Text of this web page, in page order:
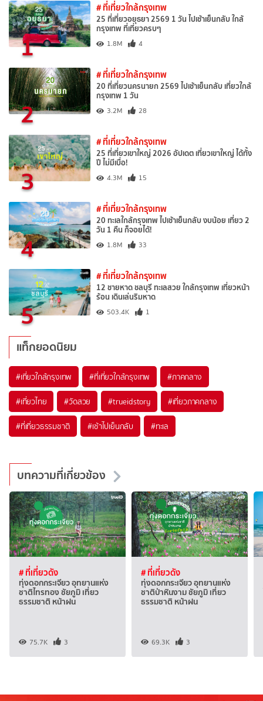
1
# ที่เที่ยวใกล้กรุงเทพ
25 ที่เที่ยวอยุธยา 2569 1 วัน ไปเช้าเย็นกลับ ใกล้
กรุงเทพ ที่เที่ยวครบๆ
1.8M 4
2
# ที่เที่ยวใกล้กรุงเทพ
20 ที่เที่ยวนครนายก 2569 ไปเช้าเย็นกลับ เที่ยวใกล้
กรุงเทพ 1 วัน
3.2M 28
3
# ที่เที่ยวใกล้กรุงเทพ
25 ที่เที่ยวเขาใหญ่ 2026 อัปเดต เที่ยวเขาใหญ่ ได้ทั้ง
ปี ไม่มีเบื่อ!
4.3M 15
4
# ที่เที่ยวใกล้กรุงเทพ
20 ทะเลใกล้กรุงเทพ ไปเช้าเย็นกลับ งบน้อย เที่ยว 2
วัน 1 คืน ก็จอยได้!
1.8M 33
5
# ที่เที่ยวใกล้กรุงเทพ
12 ชายหาด ชลบุรี ทะเลสวย ใกล้กรุงเทพ เที่ยวหน้า
ร้อน เดินเล่นริมหาด
503.4K 1
แท็กยอดนิยม
#เที่ยวใกล้กรุงเทพ #ที่เที่ยวใกล้กรุงเทพ #ภาคกลาง
#เที่ยวไทย #วัดสวย #trueidstory #เที่ยวภาคกลาง
#ที่เที่ยวธรรมชาติ #เช้าไปเย็นกลับ #ทะเล
บทความที่เกี่ยวข้อง
# ที่เที่ยวดัง
ทุ่งดอกกระเจียว อุทยานแห่ง
ชาติไทรทอง ชัยภูมิ เที่ยว
ธรรมชาติ หน้าฝน
75.7K 3
# ที่เที่ยวดัง
ทุ่งดอกกระเจียว อุทยานแห่ง
ชาติป่าหินงาม ชัยภูมิ เที่ยว
ธรรมชาติ หน้าฝน
69.3K 3